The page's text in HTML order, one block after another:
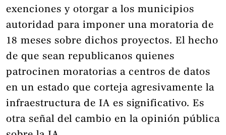
exenciones y otorgar a los municipios
autoridad para imponer una moratoria de
18 meses sobre dichos proyectos. El hecho
de que sean republicanos quienes
patrocinen moratorias a centros de datos
en un estado que corteja agresivamente la
infraestructura de IA es significativo. Es
otra señal del cambio en la opinión pública